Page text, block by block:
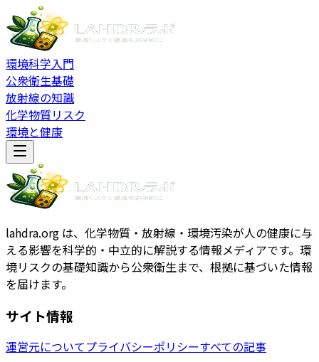
環境科学入門
公衆衛生基礎
放射線の知識
化学物質リスク
環境と健康
lahdra.org は、化学物質・放射線・環境汚染が人の健康に与
える影響を科学的・中立的に解説する情報メディアです。環
境リスクの基礎知識から公衆衛生まで、根拠に基づいた情報
を届けます。
サイト情報
運営元についてプライバシーポリシーすべての記事